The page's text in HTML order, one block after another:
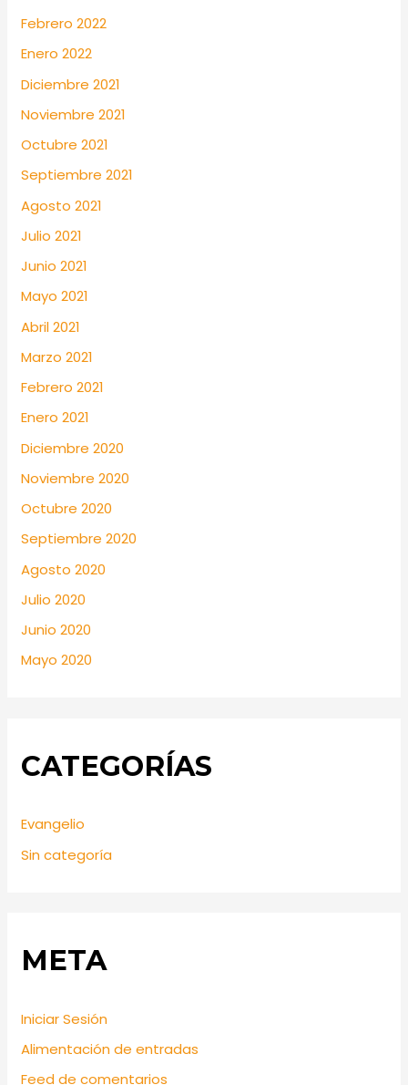
Febrero 2022
Enero 2022
Diciembre 2021
Noviembre 2021
Octubre 2021
Septiembre 2021
Agosto 2021
Julio 2021
Junio 2021
Mayo 2021
Abril 2021
Marzo 2021
Febrero 2021
Enero 2021
Diciembre 2020
Noviembre 2020
Octubre 2020
Septiembre 2020
Agosto 2020
Julio 2020
Junio 2020
Mayo 2020
CATEGORÍAS
Evangelio
Sin categoría
META
Iniciar Sesión
Alimentación de entradas
Feed de comentarios